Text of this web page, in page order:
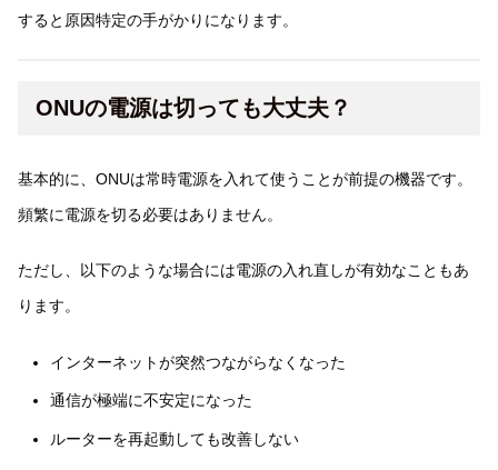
すると原因特定の手がかりになります。
ONUの電源は切っても大丈夫？
基本的に、ONUは常時電源を入れて使うことが前提の機器です。
頻繁に電源を切る必要はありません。
ただし、以下のような場合には電源の入れ直しが有効なこともあ
ります。
インターネットが突然つながらなくなった
通信が極端に不安定になった
ルーターを再起動しても改善しない